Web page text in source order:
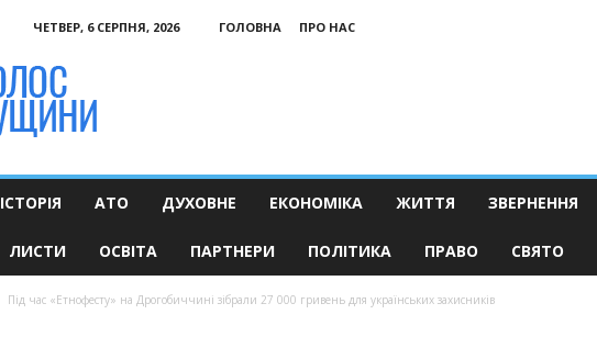
ЧЕТВЕР, 6 СЕРПНЯ, 2026 ГОЛОВНА
ПРО НАС
ІСТОРІЯ АТО ДУХОВНЕ ЕКОНОМІКА ЖИТТЯ ЗВЕРНЕННЯ
ЛИСТИ ОСВІТА ПАРТНЕРИ ПОЛІТИКА ПРАВО СВЯТО
Під час «Етнофесту» на Дрогобиччині зібрали 27 000 гривень для українських захисників